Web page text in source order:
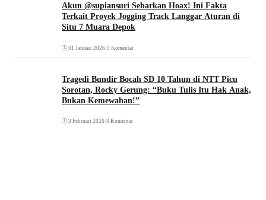
Akun @supiansuri Sebarkan Hoax! Ini Fakta
Terkait Proyek Jogging Track Langgar Aturan di
Situ 7 Muara Depok
31 Januari 2026•3 Komentar
Tragedi Bundir Bocah SD 10 Tahun di NTT Picu
Sorotan, Rocky Gerung: “Buku Tulis Itu Hak Anak,
Bukan Kemewahan!”
3 Februari 2026•3 Komentar